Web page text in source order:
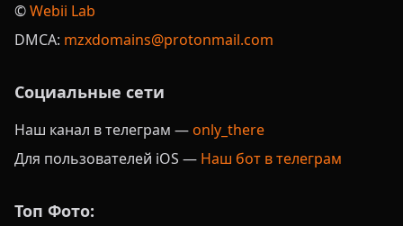
©️Webii Lab
DMCA: mzxdomains@protonmail.com
Социальные сети
Наш канал в телеграм —only_there
Для пользователей iOS — Наш бот в телеграм
Топ Фото: